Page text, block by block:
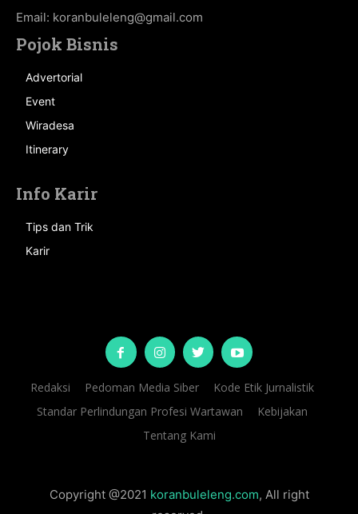
Email: koranbuleleng@gmail.com
Pojok Bisnis
Advertorial
Event
Wiradesa
Itinerary
Info Karir
Tips dan Trik
Karir
Redaksi Pedoman Media Siber
Kode Etik Jurnalistik
Standar Perlindungan Profesi Wartawan
Kebijakan
Tentang Kami
Copyright @2021 koranbuleleng.com, All right